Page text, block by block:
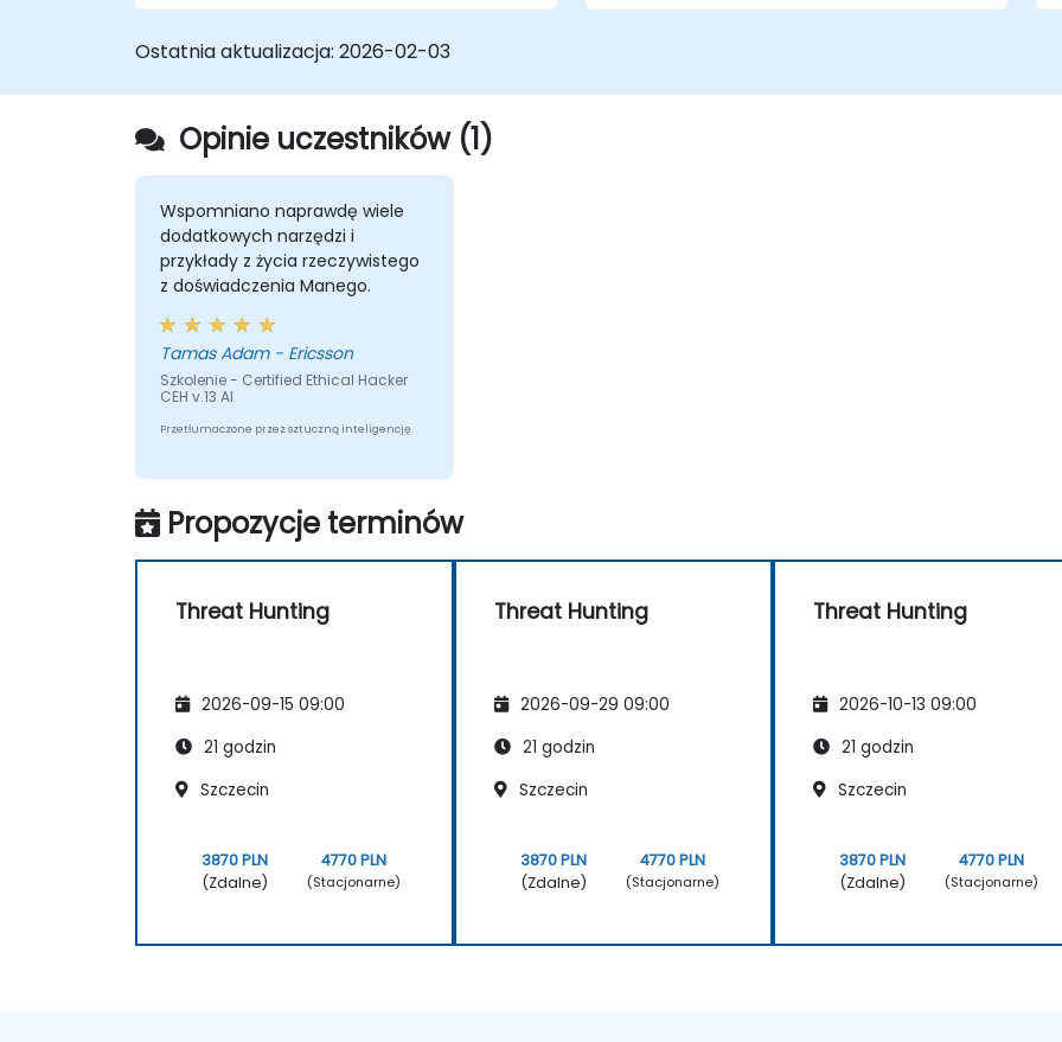
Ostatnia aktualizacja: 2026-02-03
Opinie uczestników (1)
Wspomniano naprawdę wiele
dodatkowych narzędzi i
przykłady z życia rzeczywistego
z doświadczenia Manego.
Tamas Adam - Ericsson
Szkolenie - Certified Ethical Hacker
CEH v.13 AI
Przetłumaczone przez sztuczną inteligencję
Propozycje terminów
Threat Hunting
2026-09-15 09:00
21 godzin
Szczecin
3870 PLN
(Zdalne)
4770 PLN
(Stacjonarne)
Threat Hunting
2026-09-29 09:00
21 godzin
Szczecin
3870 PLN
(Zdalne)
4770 PLN
(Stacjonarne)
Threat Hunting
2026-10-13 09:00
21 godzin
Szczecin
3870 PLN
(Zdalne)
4770 PLN
(Stacjonarne)